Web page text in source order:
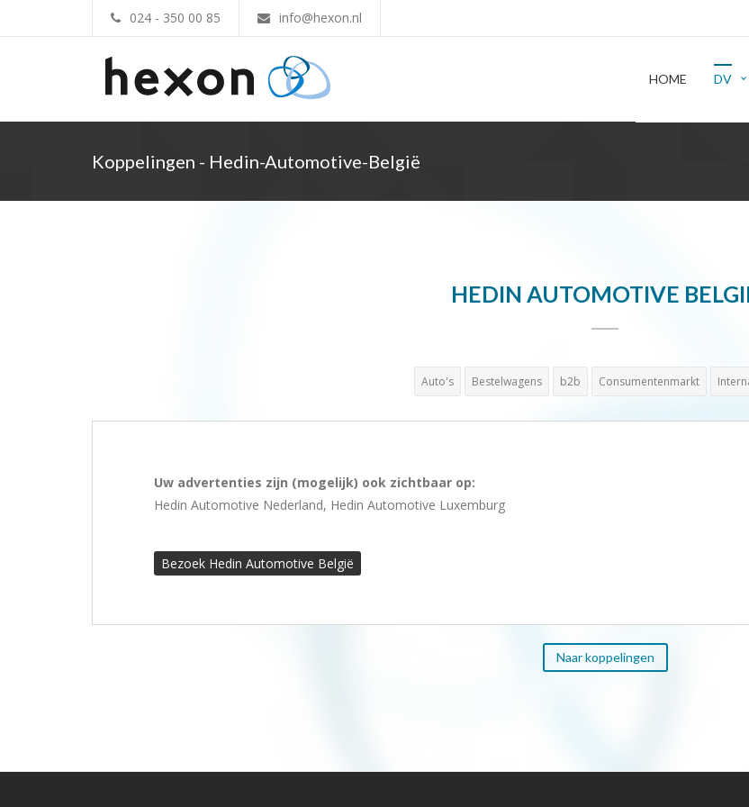
024 - 350 00 85 info@hexon.nl
HOME DV
Koppelingen - Hedin-Automotive-België
HEDIN AUTOMOTIVE
Auto's Bestelwagens b2b Consumentenmarkt
Uw advertenties zijn (mogelijk) ook zichtbaar op:
Hedin Automotive Nederland, Hedin Automotive Luxemburg
Bezoek Hedin Automotive België
Naar koppelingen